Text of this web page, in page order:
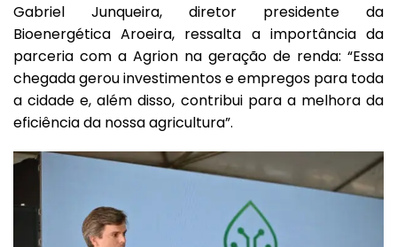
Gabriel Junqueira, diretor presidente da
Bioenergética Aroeira, ressalta a importância da
parceria com a Agrion na geração de renda: “Essa
chegada gerou investimentos e empregos para toda
a cidade e, além disso, contribui para a melhora da
eficiência da nossa agricultura”.